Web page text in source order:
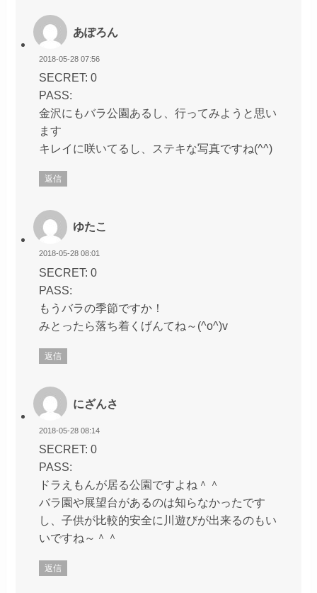
あぽろん
2018-05-28 07:56
SECRET: 0
PASS:
金沢にもバラ公園あるし、行ってみようと思い
ます
キレイに咲いてるし、ステキな写真ですね(^^)
返信
ゆたこ
2018-05-28 08:01
SECRET: 0
PASS:
もうバラの季節ですか！
みとったら落ち着くげんてね～(^o^)v
返信
にざんさ
2018-05-28 08:14
SECRET: 0
PASS:
ドラえもんが居る公園ですよね＾＾
バラ園や展望台があるのは知らなかったです
し、子供が比較的安全に川遊びが出来るのもい
いですね～＾＾
返信